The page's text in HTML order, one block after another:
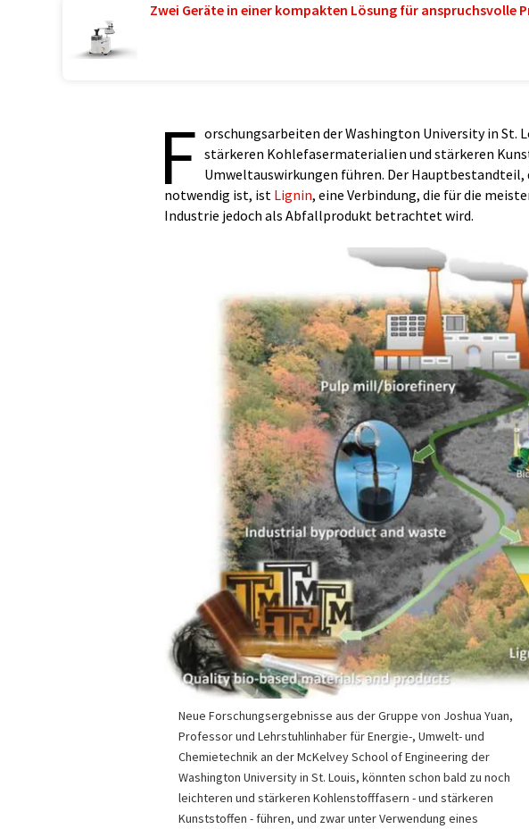
Zwei Geräte in einer kompakten Lösung für anspruchsvolle
F orschungsarbeiten der Washington University in St.
stärkeren Kohlefasermaterialien und stärkeren
Umweltauswirkungen führen. Der Hauptbestandteil,
notwendig ist, ist Lignin, eine Verbindung, die für die
Industrie jedoch als Abfallprodukt betrachtet wird.
Neue Forschungsergebnisse aus der Gruppe von Joshua Yuan,
Professor und Lehrstuhlinhaber für Energie-, Umwelt- und
Chemietechnik an der McKelvey School of Engineering der
Washington University in St. Louis, könnten schon bald zu noch
leichteren und stärkeren Kohlenstofffasern - und stärkeren
Kunststoffen - führen, und zwar unter Verwendung eines